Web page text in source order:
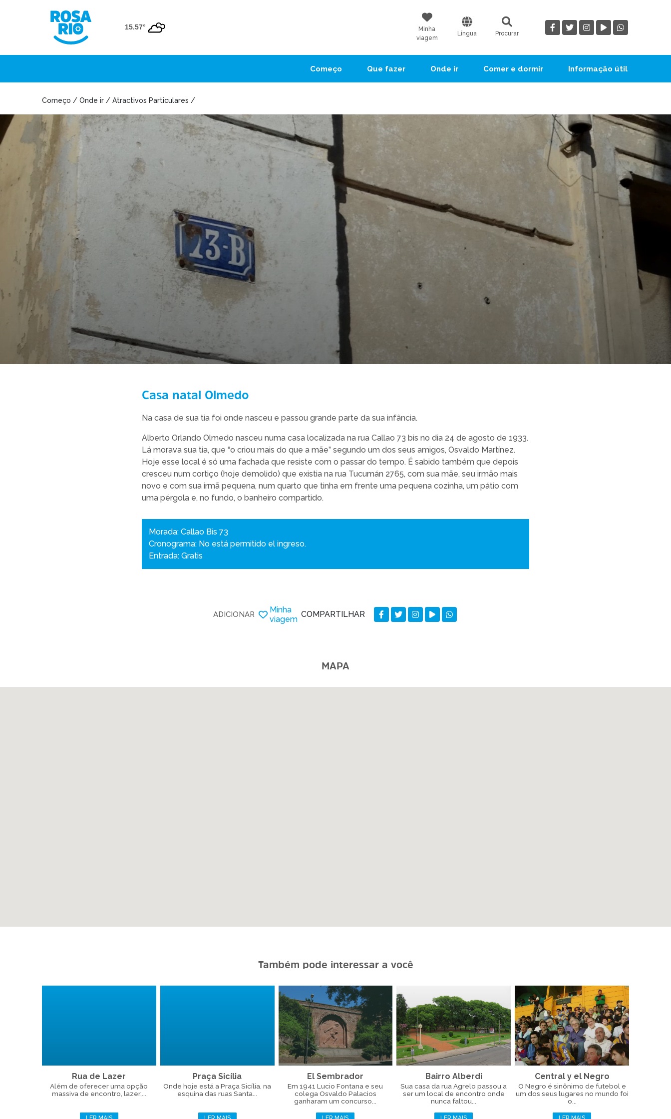
15.57°
Minha
viagem
Língua Procurar
Começo Que fazer Onde ir Comer e dormir Informação útil
Começo / Onde ir / Atractivos Particulares /
Casa natal Olmedo
Na casa de sua tia foi onde nasceu e passou grande parte da sua infância.
Alberto Orlando Olmedo nasceu numa casa localizada na rua Callao 73 bis no dia 24 de agosto de 1933.
Lá morava sua tia, que “o criou mais do que a mãe” segundo um dos seus amigos, Osvaldo Martínez.
Hoje esse local é só uma fachada que resiste com o passar do tempo. É sabido também que depois
cresceu num cortiço (hoje demolido) que existia na rua Tucumán 2765, com sua mãe, seu irmão mais
novo e com sua irmã pequena, num quarto que tinha em frente uma pequena cozinha, um pátio com
uma pérgola e, no fundo, o banheiro compartido.
Morada: Callao Bis 73
Cronograma: No está permitido el ingreso.
Entrada: Gratis
ADICIONAR
Minha
viagem
COMPARTILHAR
MAPA
Também pode interessar a você
Rua de Lazer
Além de oferecer uma opção
massiva de encontro, lazer,...
Praça Sicília
Onde hoje está a Praça Sicília, na
esquina das ruas Santa...
El Sembrador
Em 1941 Lucio Fontana e seu
colega Osvaldo Palacios
ganharam um concurso...
Bairro Alberdi
Sua casa da rua Agrelo passou a
ser um local de encontro onde
nunca faltou...
Central y el Negro
O Negro é sinônimo de futebol e
um dos seus lugares no mundo foi
o...